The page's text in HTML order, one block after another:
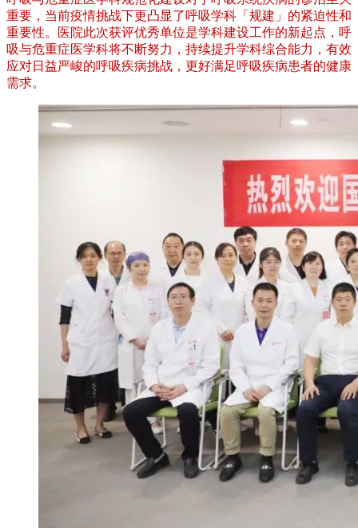
重要，当前疫情挑战下更凸显了呼吸学科「规建」的紧迫性和
重要性。医院此次获评优秀单位是学科建设工作的新起点，呼
吸与危重症医学科将不断努力，持续提升学科综合能力，有效
应对日益严峻的呼吸疾病挑战，更好满足呼吸疾病患者的健康
需求。